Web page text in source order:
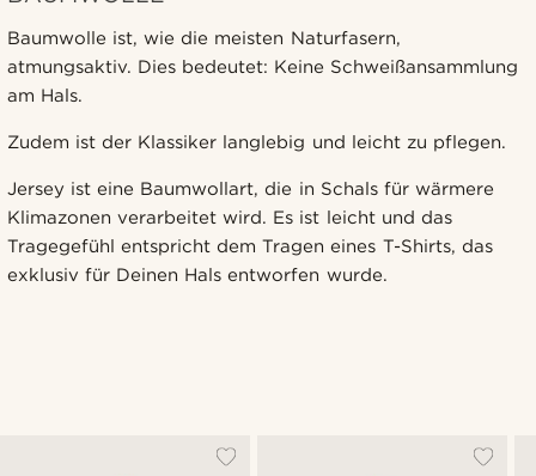
Baumwolle ist, wie die meisten Naturfasern,
atmungsaktiv. Dies bedeutet: Keine Schweißansammlung
am Hals.
Zudem ist der Klassiker langlebig und leicht zu pflegen.
Jersey ist eine Baumwollart, die in Schals für wärmere
Klimazonen verarbeitet wird. Es ist leicht und das
Tragegefühl entspricht dem Tragen eines T-Shirts, das
exklusiv für Deinen Hals entworfen wurde.